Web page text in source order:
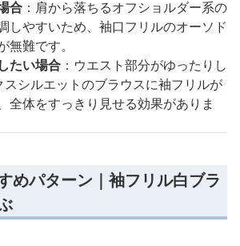
合 ：肩から落ちるオフショルダー系の
しやすいため、袖口フリルのオーソド
無難です。
たい場合 ：ウエスト部分がゆったりし
スシルエットのブラウスに袖フリルが
全体をすっきり見せる効果がありま
めパターン｜袖フリル白ブラ